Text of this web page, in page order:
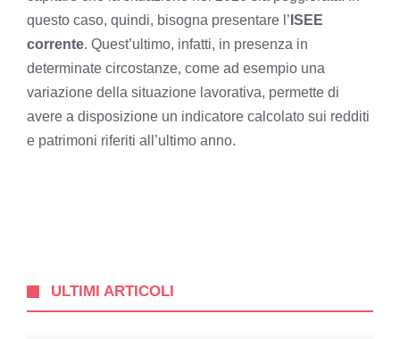
questo caso, quindi, bisogna presentare l’ ISEE
corrente. Quest’ultimo, infatti, in presenza in
determinate circostanze, come ad esempio una
variazione della situazione lavorativa, permette di
avere a disposizione un indicatore calcolato sui redditi
e patrimoni riferiti all’ultimo anno.
ULTIMI ARTICOLI